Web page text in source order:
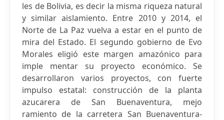
les de Bolivia, es decir la misma riqueza natural
y similar aislamiento. Entre 2010 y 2014, el
Norte de La Paz vuelva a estar en el punto de
mira del Estado. El segundo gobierno de Evo
Morales eligió este margen amazónico para
imple mentar su proyecto económico. Se
desarrollaron varios proyectos, con fuerte
impulso estatal: construcción de la planta
azucarera de San Buenaventura, mejo
ramiento de la carretera San Buenaventura-